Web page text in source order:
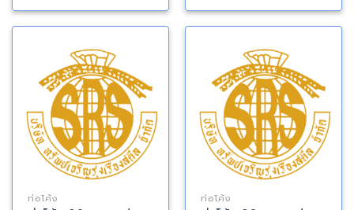
ท่อโค้ง ท่อโค้ง